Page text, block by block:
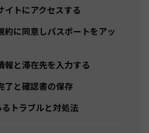
イトにアクセスする
約に同意しパスポートをアッ
報と滞在先を入力する
了と確認書の保存
トラブルと対処法